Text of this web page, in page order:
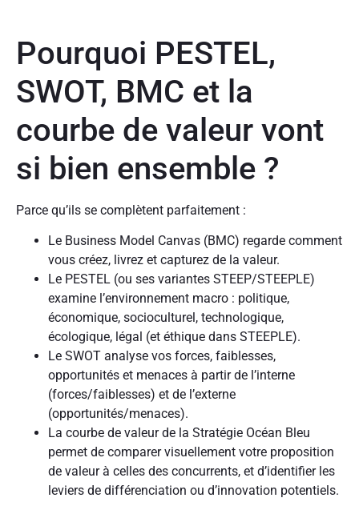
Pourquoi PESTEL,
SWOT, BMC et la
courbe de valeur vont
si bien ensemble ?
Parce qu’ils se complètent parfaitement :
Le Business Model Canvas (BMC) regarde comment
vous créez, livrez et capturez de la valeur.
Le PESTEL (ou ses variantes STEEP/STEEPLE)
examine l’environnement macro : politique,
économique, socioculturel, technologique,
écologique, légal (et éthique dans STEEPLE).
Le SWOT analyse vos forces, faiblesses,
opportunités et menaces à partir de l’interne
(forces/faiblesses) et de l’externe
(opportunités/menaces).
La courbe de valeur de la Stratégie Océan Bleu
permet de comparer visuellement votre proposition
de valeur à celles des concurrents, et d’identifier les
leviers de différenciation ou d’innovation potentiels.